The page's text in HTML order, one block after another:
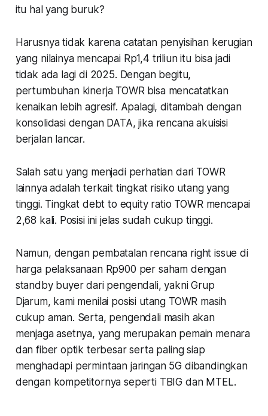
itu hal yang buruk?
Harusnya tidak karena catatan penyisihan kerugian
yang nilainya mencapai Rp1,4 triliun itu bisa jadi
tidak ada lagi di 2025. Dengan begitu,
pertumbuhan kinerja TOWR bisa mencatatkan
kenaikan lebih agresif. Apalagi, ditambah dengan
konsolidasi dengan DATA, jika rencana akuisisi
berjalan lancar.
Salah satu yang menjadi perhatian dari TOWR
lainnya adalah terkait tingkat risiko utang yang
tinggi. Tingkat debt to equity ratio TOWR mencapai
2,68 kali. Posisi ini jelas sudah cukup tinggi.
Namun, dengan pembatalan rencana right issue di
harga pelaksanaan Rp900 per saham dengan
standby buyer dari pengendali, yakni Grup
Djarum, kami menilai posisi utang TOWR masih
cukup aman. Serta, pengendali masih akan
menjaga asetnya, yang merupakan pemain menara
dan fiber optik terbesar serta paling siap
menghadapi permintaan jaringan 5G dibandingkan
dengan kompetitornya seperti TBIG dan MTEL.